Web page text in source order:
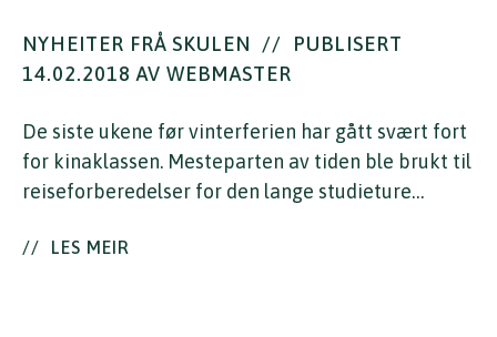
NYHEITER FRÅ SKULEN //
PUBLISERT
14.02.2018 AV WEBMASTER
De siste ukene før vinterferien har gått svært fort
for kinaklassen. Mesteparten av tiden ble brukt til
reiseforberedelser for den lange studieture…
// LES MEIR